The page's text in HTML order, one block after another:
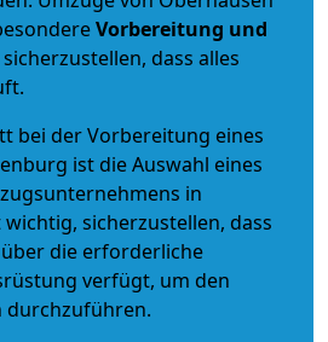
Vorbereitung und
dass alles
bei der Vorbereitung eines
ist die Auswahl eines
in
wichtig, sicherzustellen, dass
die erforderliche
verfügt, um den
durchzuführen.